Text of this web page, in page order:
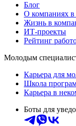
Блог
О компаниях
Жизнь в
ИТ-проекты
Рейтинг
Молодым
Карьера для
Школа
Карьера в
Боты для